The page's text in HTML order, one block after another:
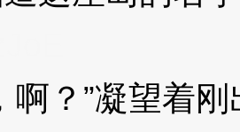
？”凝望着刚